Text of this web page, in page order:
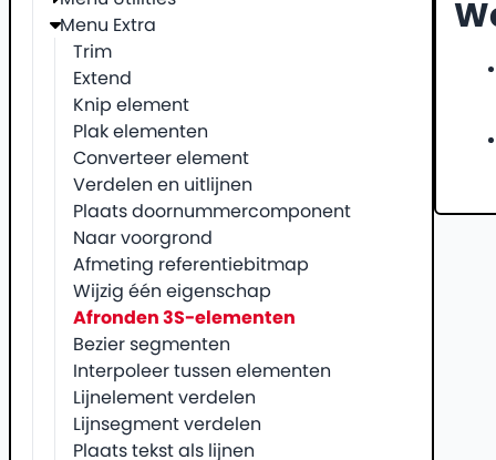
Menu Extra
Trim
Extend
Knip element
Plak elementen
Converteer element
Verdelen en uitlijnen
Plaats doornummercomponent
Naar voorgrond
Afmeting referentiebitmap
Wijzig één eigenschap
Afronden 3S-elementen
Bezier segmenten
Interpoleer tussen elementen
Lijnelement verdelen
Lijnsegment verdelen
Plaats tekst als lijnen